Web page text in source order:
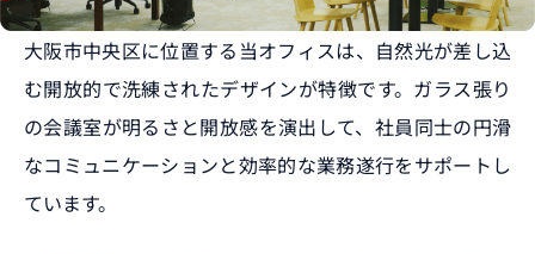
大阪市中央区に位置する当オフィスは、自然光が差し込
む開放的で洗練されたデザインが特徴です。ガラス張り
の会議室が明るさと開放感を演出して、社員同士の円滑
なコミュニケーションと効率的な業務遂行をサポートし
ています。